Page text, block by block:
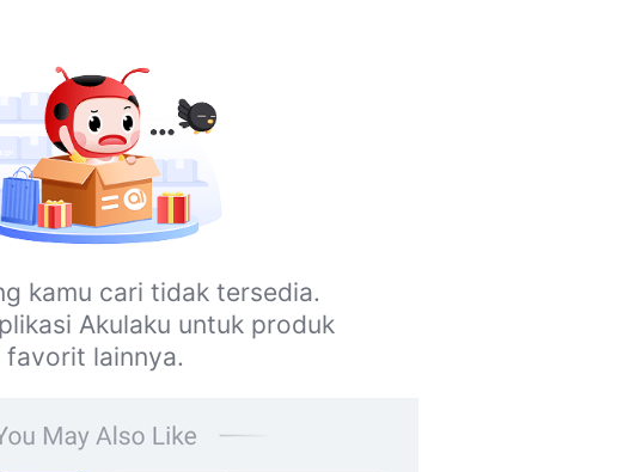
kamu cari tidak tersedia.
Akulaku untuk produk
favorit lainnya.